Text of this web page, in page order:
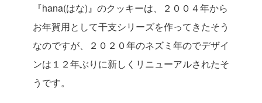
『hana(はな)』のクッキーは、２００４年から
お年賀用として干支シリーズを作ってきたそう
なのですが、２０２０年のネズミ年のでデザイ
ンは１２年ぶりに新しくリニューアルされたそ
うです。